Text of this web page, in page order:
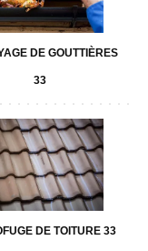
DE GOUTTIÈRES
33
DE TOITURE 33